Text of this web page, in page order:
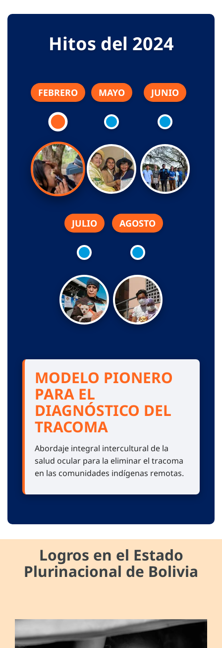
Hitos del 2024
FEBRERO MAYO JUNIO
JULIO AGOSTO
MODELO PIONERO
PARA EL
DIAGNÓSTICO DEL
TRACOMA
Abordaje integral intercultural de la
salud ocular para la eliminar el tracoma
en las comunidades indígenas remotas.
Logros en el Estado
Plurinacional de Bolivia